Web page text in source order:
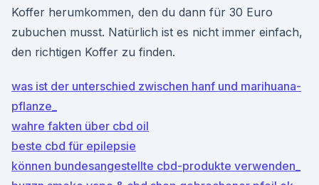
Koffer herumkommen, den du dann für 30 Euro
zubuchen musst. Natürlich ist es nicht immer einfach,
den richtigen Koffer zu finden.
was ist der unterschied zwischen hanf und marihuana-
pflanze_
wahre fakten über cbd oil
beste cbd für epilepsie
können bundesangestellte cbd-produkte verwenden_